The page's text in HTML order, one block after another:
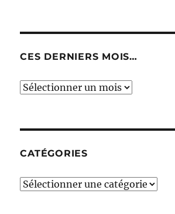
CES DERNIERS MOIS…
Ces
CATÉGORIES
Catégories